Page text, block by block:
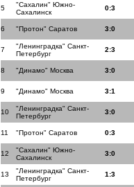
5
"Сахалин" Южно-
Сахалинск
0:3
6 "Протон" Саратов 3:0
7
"Ленинградка" Санкт-
Петербург
2:3
8 "Динамо" Москва 3:0
9 "Динамо" Москва 3:1
10
"Ленинградка" Санкт-
Петербург
3:0
11 "Протон" Саратов 0:3
12
"Сахалин" Южно-
Сахалинск
3:0
13
"Ленинградка" Санкт-
Петербург
1:3